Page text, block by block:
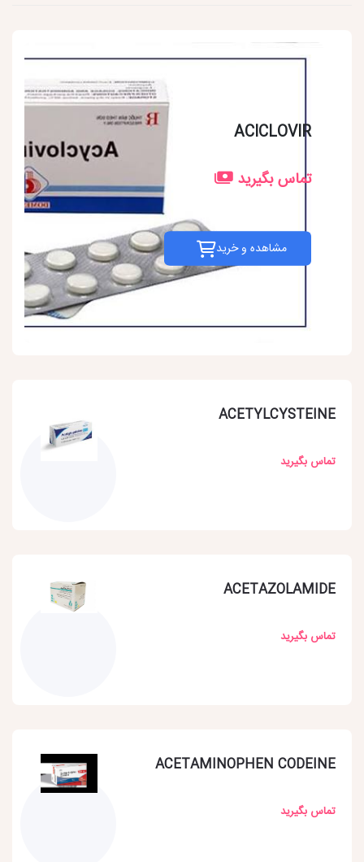
ACICLOVIR
تماس بگیرید
مشاهده و خرید
ACETYLCYSTEINE
تماس بگیرید
ACETAZOLAMIDE
تماس بگیرید
ACETAMINOPHEN CODEINE
تماس بگیرید